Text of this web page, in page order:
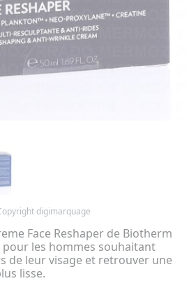
digimarquage
Face Reshaper de Biotherm
les hommes souhaitant
de leur visage et retrouver une
lisse.